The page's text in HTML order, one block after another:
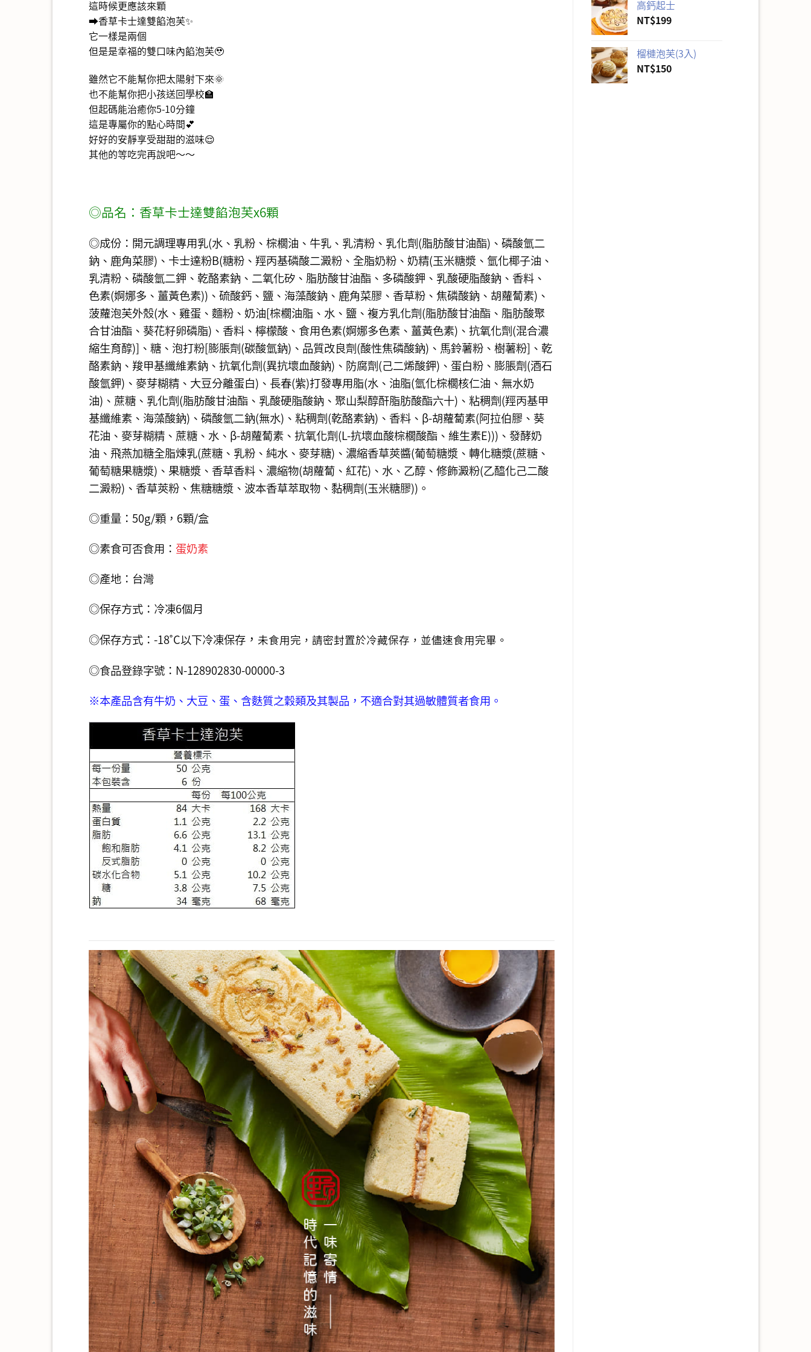
高鈣起士
NT$199
榴槤泡芙(3入)
NT$150
這時候更應該來顆
➡️香草卡士達雙餡泡芙✨
它一樣是兩個
但是是幸福的雙口味內餡泡芙🥹
雖然它不能幫你把太陽射下來🌞
也不能幫你把小孩送回學校🏫
但起碼能治癒你5-10分鐘
這是專屬你的點心時間💕
好好的安靜享受甜甜的滋味😌
其他的等吃完再說吧～～
◎品名：香草卡士達雙餡泡芙x6顆
◎成份：開元調理專用乳(水、乳粉、棕櫚油、牛乳、乳清粉、乳化劑(脂肪酸甘油酯)、磷酸氫二
鈉、鹿角菜膠)、卡士達粉B(糖粉、羥丙基磷酸二澱粉、全脂奶粉、奶精(玉米糖漿、氫化椰子油、
乳清粉、磷酸氫二鉀、乾酪素鈉、二氧化矽、脂肪酸甘油酯、多磷酸鉀、乳酸硬脂酸鈉、香料、
色素(婀娜多、薑黃色素))、硫酸鈣、鹽、海藻酸鈉、鹿角菜膠、香草粉、焦磷酸鈉、胡蘿蔔素)、
菠蘿泡芙外殼(水、雞蛋、麵粉、奶油[棕櫚油脂、水、鹽、複方乳化劑(脂肪酸甘油酯、脂肪酸聚
合甘油酯、葵花籽卵磷脂)、香料、檸檬酸、食用色素(婀娜多色素、薑黃色素)、抗氧化劑(混合濃
縮生育醇)]、糖、泡打粉[膨脹劑(碳酸氫鈉)、品質改良劑(酸性焦磷酸鈉)、馬鈴薯粉、樹薯粉]、乾
酪素鈉、羧甲基纖維素鈉、抗氧化劑(異抗壞血酸鈉)、防腐劑(己二烯酸鉀)、蛋白粉、膨脹劑(酒石
酸氫鉀)、麥芽糊精、大豆分離蛋白)、長春(紫)打發專用脂(水、油脂(氫化棕櫚核仁油、無水奶
油)、蔗糖、乳化劑(脂肪酸甘油酯、乳酸硬脂酸鈉、聚山梨醇酐脂肪酸酯六十)、粘稠劑(羥丙基甲
基纖維素、海藻酸鈉)、磷酸氫二鈉(無水)、粘稠劑(乾酪素鈉)、香料、β-胡蘿蔔素(阿拉伯膠、葵
花油、麥芽糊精、蔗糖、水、β-胡蘿蔔素、抗氧化劑(L-抗壞血酸棕櫚酸酯、維生素E)))、發酵奶
油、飛燕加糖全脂煉乳(蔗糖、乳粉、純水、麥芽糖)、濃縮香草莢醬(葡萄糖漿、轉化糖漿(蔗糖、
葡萄糖果糖漿)、果糖漿、香草香料、濃縮物(胡蘿蔔、紅花)、水、乙醇、修飾澱粉(乙醯化己二酸
二澱粉)、香草莢粉、焦糖糖漿、波本香草萃取物、黏稠劑(玉米糖膠))。
◎重量：50g/顆，6顆/盒
◎素食可否食用： 蛋奶素
◎產地：台灣
◎保存方式：冷凍6個月
◎保存方式：-18˚C以下冷凍保存 ， 未食用完，請密封置於冷藏保存，並儘速食用完畢。
◎食品登錄字號：N-128902830-00000-3
※本產品含有牛奶、大豆、蛋、含麩質之穀類及其製品，不適合對其過敏體質者食用。